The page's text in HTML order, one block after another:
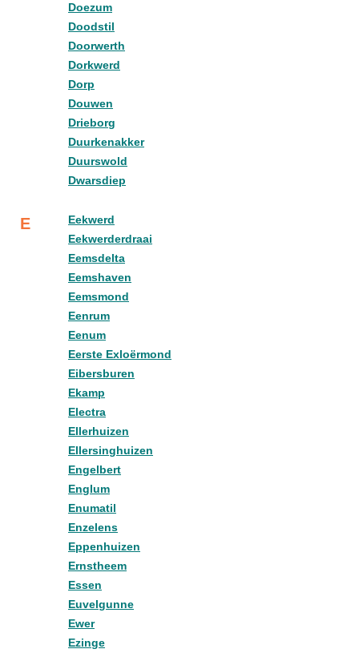
Doezum
Doodstil
Doorwerth
Dorkwerd
Dorp
Douwen
Drieborg
Duurkenakker
Duurswold
Dwarsdiep
E
Eekwerd
Eekwerderdraai
Eemsdelta
Eemshaven
Eemsmond
Eenrum
Eenum
Eerste Exloërmond
Eibersburen
Ekamp
Electra
Ellerhuizen
Ellersinghuizen
Engelbert
Englum
Enumatil
Enzelens
Eppenhuizen
Ernstheem
Essen
Euvelgunne
Ewer
Ezinge